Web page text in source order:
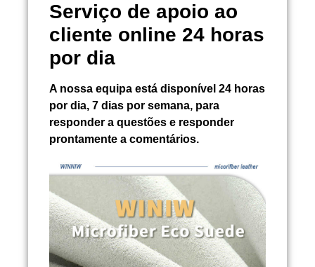
Serviço de apoio ao
cliente online 24 horas
por dia
A nossa equipa está disponível 24 horas
por dia, 7 dias por semana, para
responder a questões e responder
prontamente a comentários.